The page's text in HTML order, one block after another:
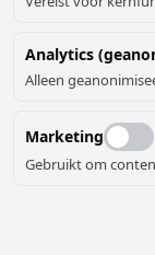
Analytics
Alleen
Marketing
Gebruikt om